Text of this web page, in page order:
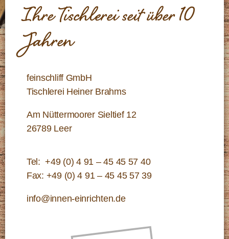
Ihre Tischlerei seit über 10
Jahren
feinschliff GmbH
Tischlerei Heiner Brahms
Am Nüttermoorer Sieltief 12
26789 Leer
Tel:+49 (0) 4 91 – 45 45 57 40
Fax: +49 (0) 4 91 – 45 45 57 39
info@innen-einrichten.de